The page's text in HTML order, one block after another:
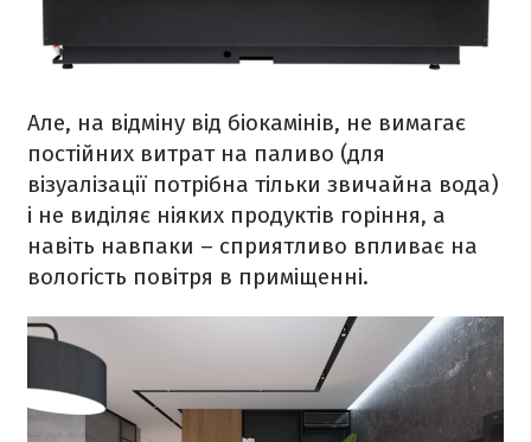
Але, на відміну від біокамінів, не вимагає
постійних витрат на паливо (для
візуалізації потрібна тільки звичайна вода)
і не виділяє ніяких продуктів горіння, а
навіть навпаки – сприятливо впливає на
вологість повітря в приміщенні.